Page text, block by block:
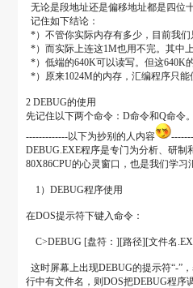
无论是段地址还是偏移地址都是四位
记住如下结论：
*）不管你实际内存有多少，目前我们
*）而实际上连这1M也用不完。其中
*）低端的640K可以读写。但这640K
*）原来1024M的内存，汇编程序只
2 DEBUG的使用
先记住以下两个命令：D命令和Q命令
-------------以下为抄别的人内容
DEBUG.EXE程序是专门为分析、研
80X86CPU的心灵窗口，也是我们学习
1）DEBUG程序使用
在DOS提示符下键入命令：
C>DEBUG [盘符：][路径][文件名
这时屏幕上出现DEBUG的提示符“-”
行中有文件名，则DOS把DEBUG程序